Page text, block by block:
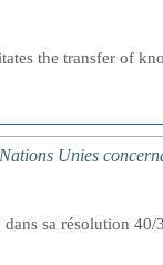
the transfer of
Unies
sa résolution